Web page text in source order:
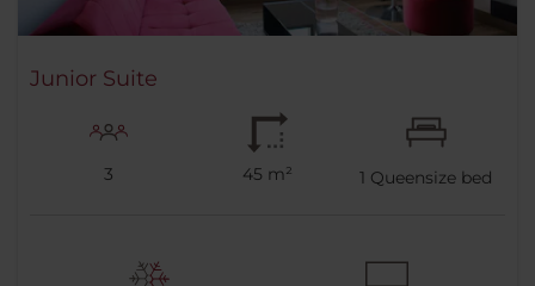
Junior Suite
3 45 m² 1 Queensize bed